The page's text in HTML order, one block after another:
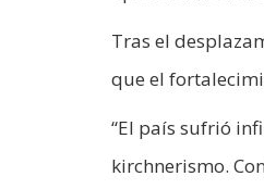
Tras el
que el
“El país sufrió
kirchnerismo.